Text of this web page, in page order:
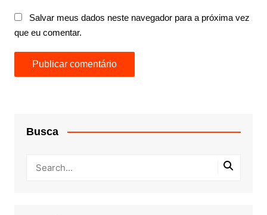
Salvar meus dados neste navegador para a próxima vez
que eu comentar.
Busca